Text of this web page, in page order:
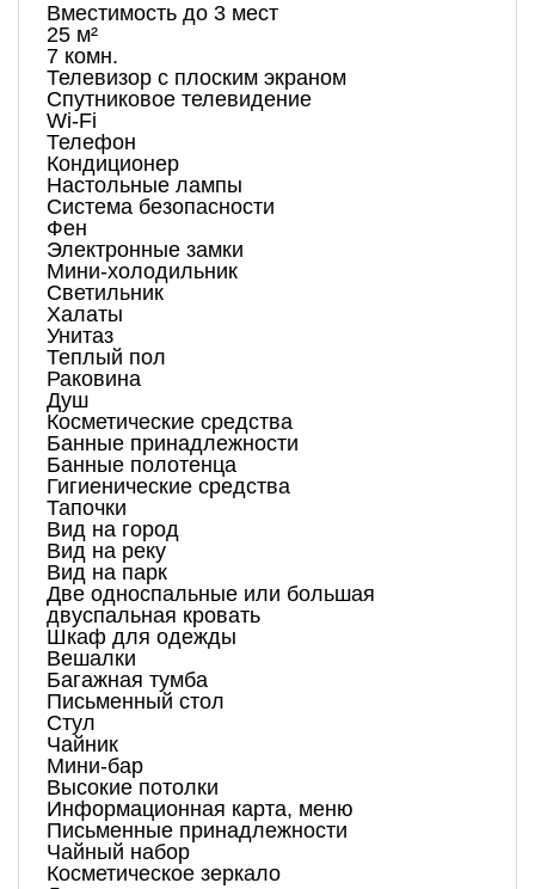
Вместимость до 3 мест
25 м²
7 комн.
Телевизор с плоским экраном
Спутниковое телевидение
Wi-Fi
Телефон
Кондиционер
Настольные лампы
Система безопасности
Фен
Электронные замки
Мини-холодильник
Светильник
Халаты
Унитаз
Теплый пол
Раковина
Душ
Косметические средства
Банные принадлежности
Банные полотенца
Гигиенические средства
Тапочки
Вид на город
Вид на реку
Вид на парк
Две односпальные или большая
двуспальная кровать
Шкаф для одежды
Вешалки
Багажная тумба
Письменный стол
Стул
Чайник
Мини-бар
Высокие потолки
Информационная карта, меню
Письменные принадлежности
Чайный набор
Косметическое зеркало